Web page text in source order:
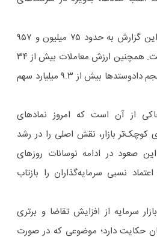
ارزش بازار تا لحظه تنظیم این گزارش به حدود ۷۵ میلیون و ۹۵۷
هزار میلیارد ریال رسیده است. همچنین ارزش معاملات بیش از ۳۴
هزار و ۷۰۲ میلیارد ریال و حجم دادوستدها بیش از ۹.۳ میلیارد سهم
از آن است که امروز نمادهای
کوچک‌تر بازار، نقش اصلی را در رشد
صعود در ادامه نوسانات روزهای
نسبی سرمایه‌گذاران را بازتاب
سرمایه از افزایش تقاضا و برتری
حکایت دارد؛ موضوعی که در صورت